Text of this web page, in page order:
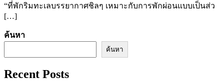
“ที่พักริมทะเลบรรยากาศชิลๆ เหมาะกับการพักผ่อนแบบเป็นส่ว
[…]
ค้นหา
ค้นหา
Recent Posts